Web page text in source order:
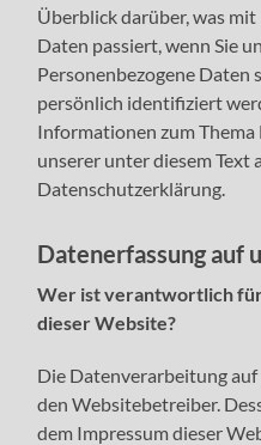
Überblick darüber, was
Daten passiert, wenn Sie
Personenbezogene Daten
persönlich identifiziert
Informationen zum
unserer unter diesem Text
Datenschutzerklärung.
Datenerfassung auf
Wer ist verantwortlich
dieser Website?
Die Datenverarbeitung
den Websitebetreiber.
dem Impressum dieser